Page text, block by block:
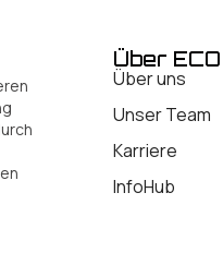
Über ECO
Über uns
Unser Team
Karriere
InfoHub